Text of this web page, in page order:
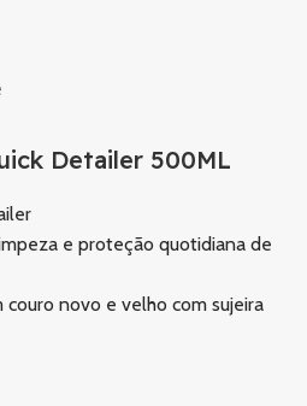
Detailer 500ML
e proteção quotidiana de
couro novo e velho com sujeira